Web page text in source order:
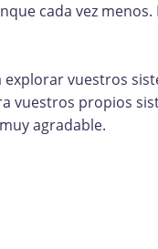
cada vez
vuestros
vuestros propios
agradable.